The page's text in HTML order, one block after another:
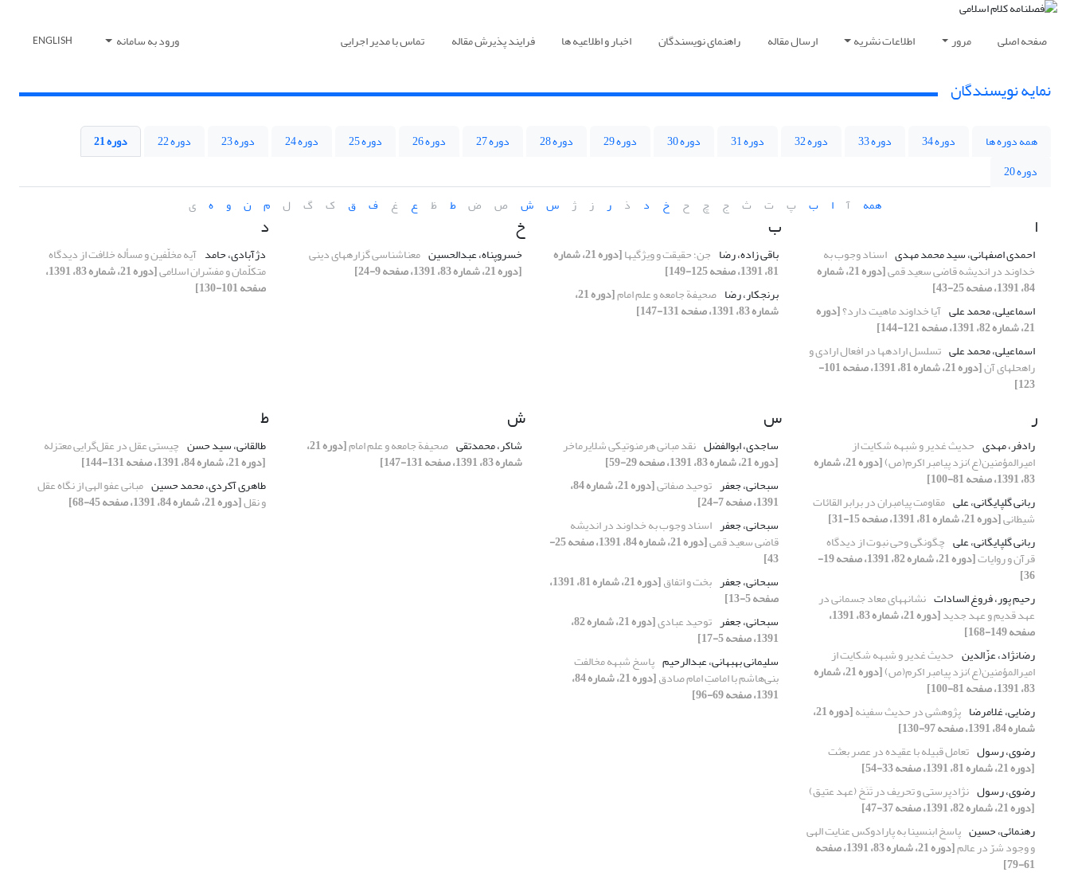
صفحه اصلی مرور اطلاعات نشریه ارسال مقاله راهنمای نویسندگان اخبار و اطلاعیه ها فرایند پذیرش مقاله تماس با مدیر اجرایی ورود به سامانه ENGLISH
نمایه نویسندگان
همه دوره ها دوره 34 دوره 33 دوره 32 دوره 31 دوره 30 دوره 29 دوره 28 دوره 27 دوره 26 دوره 25 دوره 24 دوره 23 دوره 22
دوره 21
دوره 20
همه
آ ا ب پ ت ث ج چ ح خ د ذ ر ز ژ س ش ص ض ط ظ ع غ ف ق ک گ ل م ن و ه ی
ا
احمدی اصفهانی، سید محمد مهدی اسناد وجوب به
خداوند در اندیشه قاضی سعید قمی [دوره 21، شماره
84، 1391، صفحه 25-43]
اسماعیلی، محمد علی آیا خداوند ماهیت دارد؟[دوره
21، شماره 82، 1391، صفحه 121-144]
اسماعیلی، محمد علی تسلسل اراده‏ها در افعال ارادی و
راه‏حل‏های آن [دوره 21، شماره 81، 1391، صفحه 101-
123]
ب
باقی زاده، رضا جن؛ حقیقت و ویژگی‏ها [دوره 21، شماره
81، 1391، صفحه 125-149]
برنجکار، رضا صحیفة جامعه و علم امام [دوره 21،
شماره 83، 1391، صفحه 131-147]
خ
خسروپناه، عبدالحسین معناشناسی گزاره‏های دینی
[دوره 21، شماره 83، 1391، صفحه 9-24]
د
دژآبادی، حامد آیه مخلّفین و مسأله خلافت از دیدگاه
متکلّمان و مفسّران اسلامی [دوره 21، شماره 83، 1391،
صفحه 101-130]
ر
رادفر، مهدی حدیث غدیر و شبهه شکایت از
امیرالمؤمنین(ع)نزد پیامبر اکرم(ص) [دوره 21، شماره
83، 1391، صفحه 81-100]
ربانی گلپایگانی، علی مقاومت پیامبران در برابر القائات
شیطانی[دوره 21، شماره 81، 1391، صفحه 15-31]
ربانی گلپایگانی، علی چگونگی وحی نبوت از دیدگاه
قرآن و روایات [دوره 21، شماره 82، 1391، صفحه 19-
36]
رحیم‏ پور، فروغ ‏السادات نشانه‏های معاد جسمانی در
عهد قدیم و عهد جدید [دوره 21، شماره 83، 1391،
صفحه 149-168]
رضانژاد، عزّالدین حدیث غدیر و شبهه شکایت از
امیرالمؤمنین(ع)نزد پیامبر اکرم(ص) [دوره 21، شماره
83، 1391، صفحه 81-100]
رضایی، غلامرضا پژوهشی در حدیث سفینه [دوره 21،
شماره 84، 1391، صفحه 97-130]
رضوی، رسول تعامل قبیله با عقیده در عصر بعثت
[دوره 21، شماره 81، 1391، صفحه 33-54]
رضوی، رسول نژادپرستی و تحریف در تَنَخ (عهد عتیق)
[دوره 21، شماره 82، 1391، صفحه 37-47]
رهنمائی، حسین پاسخ ابن‏‏سینا به پارادوکس عنایت الهی
و وجود شرّ در عالم [دوره 21، شماره 83، 1391، صفحه
61-79]
س
ساجدی، ابوالفضل نقد مبانی هرمنوتیکی شلایرماخر
[دوره 21، شماره 83، 1391، صفحه 29-59]
سبحانی، جعفر توحید صفاتی [دوره 21، شماره 84،
1391، صفحه 7-24]
سبحانی، جعفر اسناد وجوب به خداوند در اندیشه
قاضی سعید قمی [دوره 21، شماره 84، 1391، صفحه 25-
43]
سبحانی، جعفر بخت و اتفاق [دوره 21، شماره 81، 1391،
صفحه 5-13]
سبحانی، جعفر توحید عبادی [دوره 21، شماره 82،
1391، صفحه 5-17]
سلیمانی بهبهانی، عبدالرحیم پاسخ شبهه مخالفت
بنی‌هاشم با امامتِ امام صادق [دوره 21، شماره 84،
1391، صفحه 69-96]
ش
شاکر، محمدتقی صحیفة جامعه و علم امام [دوره 21،
شماره 83، 1391، صفحه 131-147]
ط
طالقانی، سید حسن چیستی عقل در عقل‌گرایی معتزله
[دوره 21، شماره 84، 1391، صفحه 131-144]
طاهری آکردی، محمد حسین مبانی عفو الهی از نگاه عقل
و نقل[دوره 21، شماره 84، 1391، صفحه 45-68]